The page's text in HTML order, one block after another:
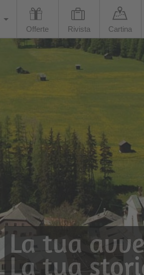
Offerte Rivista Cartina
La tua
La tua